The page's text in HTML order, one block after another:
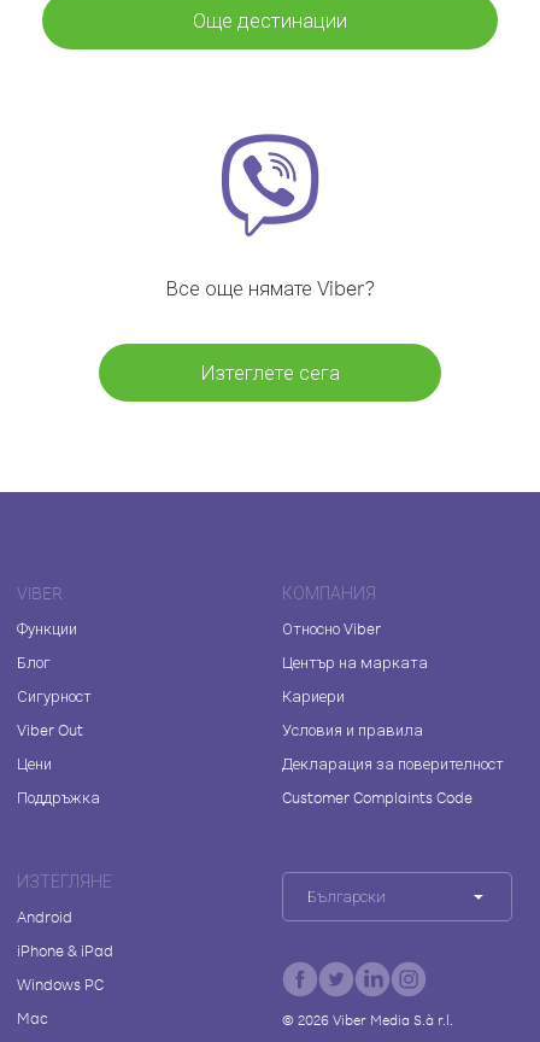
Още дестинации
Все още нямате Viber?
Изтеглете сега
VIBER
Функции
Блог
Сигурност
Viber Out
Цени
Поддръжка
КОМПАНИЯ
Относно Viber
Център на марката
Кариери
Условия и правила
Декларация за поверителност
Customer Complaints Code
ИЗТЕГЛЯНЕ
Android
iPhone & iPad
Windows PC
Mac
Български
© 2026Viber Media S.à r.l.